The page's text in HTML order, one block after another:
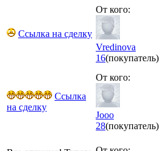
Ссылка на сделку
От кого:
Vredinova
16(покупатель)
Ссылка
на сделку
От кого:
Jooo
28(покупатель)